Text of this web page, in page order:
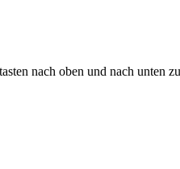
nach oben und nach unten